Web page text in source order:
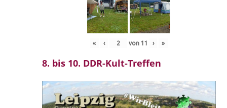
« ‹ von 11 › »
8. bis 10. DDR-Kult-Treffen